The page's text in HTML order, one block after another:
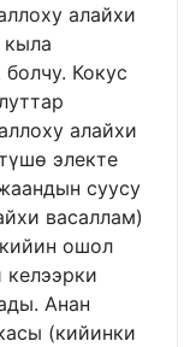
алайхи
кыла
Кокус
алайхи
электе
суусу
васаллам)
ошол
келээрки
Анан
(кийинки